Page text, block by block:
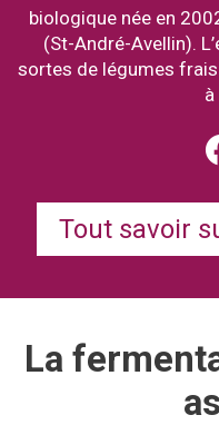
biologique née en
(St-André-Avellin).
sortes de légumes
Tout savoir
La